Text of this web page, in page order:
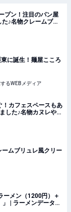
プン！注目のパン屋
♪名物クレームブリ
レポート！ | NEWSjp
に誕生！麺屋こころ
るWEBメディア
！カフェスペースもあ
した♪名物カヌレやボ
どもも大満足！ |
ムブリュレ風クリー
ーメン（1200円）＋
| ラーメンデータベ